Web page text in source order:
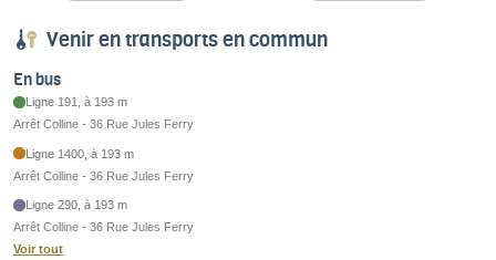
Venir en transports en commun
En bus
Ligne 191, à 193 m
Arrêt Colline - 36 Rue Jules Ferry
Ligne 1400, à 193 m
Arrêt Colline - 36 Rue Jules Ferry
Ligne 290, à 193 m
Arrêt Colline - 36 Rue Jules Ferry
Voir tout